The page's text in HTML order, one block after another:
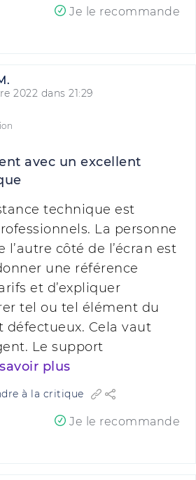
Je le recommande
2022 dans 21:29
avec un excellent
technique est
La personne
l’autre côté de l’écran est
une référence
et d’expliquer
tel ou tel élément du
défectueux. Cela vaut
Le support
plus
à la critique
Je le recommande